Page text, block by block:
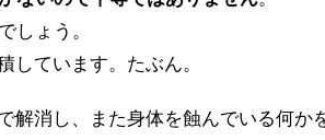
しょう。
しています。たぶん。
解消し、また身体を蝕んでいる何か